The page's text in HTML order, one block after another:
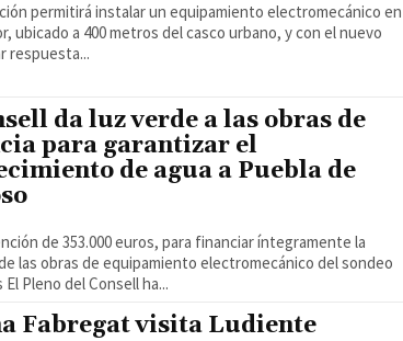
permitirá instalar un equipamiento electromecánico en
ubicado a 400 metros del casco urbano, y con el nuevo
respuesta...
da luz verde a las obras de
para garantizar el
de agua a Puebla de
de 353.000 euros, para financiar íntegramente la
las obras de equipamiento electromecánico del sondeo
Los Calpes El Pleno del Consell ha...
Fabregat visita Ludiente